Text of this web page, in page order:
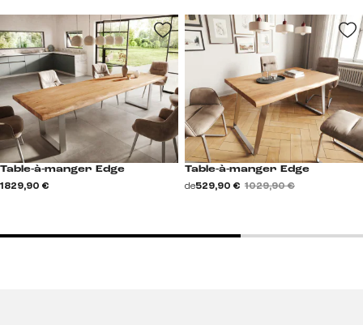
Table-à-manger Edge
1 829,90 €
Table-à-manger Edge
de529,90 € 1 029,90 €